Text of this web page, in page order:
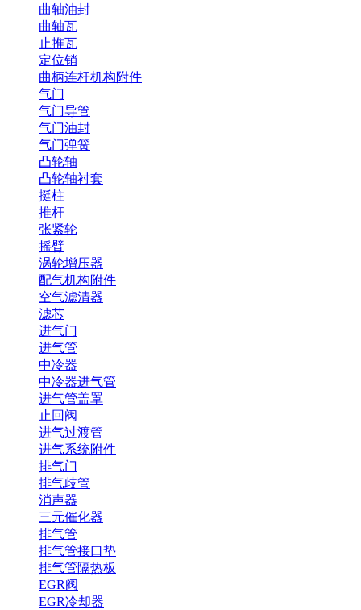
曲轴油封
曲轴瓦
止推瓦
定位销
曲柄连杆机构附件
气门
气门导管
气门油封
气门弹簧
凸轮轴
凸轮轴衬套
挺柱
推杆
张紧轮
摇臂
涡轮增压器
配气机构附件
空气滤清器
滤芯
进气门
进气管
中冷器
中冷器进气管
进气管盖罩
止回阀
进气过渡管
进气系统附件
排气门
排气歧管
消声器
三元催化器
排气管
排气管接口垫
排气管隔热板
EGR阀
EGR冷却器